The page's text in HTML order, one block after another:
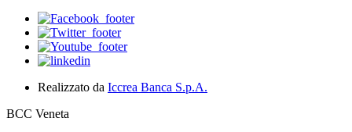
Realizzato da Iccrea Banca S.p.A.
BCC Veneta